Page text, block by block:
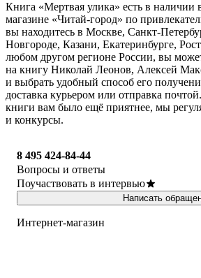
Книга «Мертвая улика» есть в наличии
магазине «Читай-город» по
вы находитесь в Москве, Санкт-
Новгороде, Казани, Екатеринбурге,
любом другом регионе России, вы
на книгу Николай Леонов, Алексей
и выбрать удобный способ его
доставка курьером или отправка
книги вам было ещё приятнее, мы
и конкурсы.
8 495 424-84-44
Вопросы и ответы
Поучаствовать в интервью
Написать
Интернет-магазин